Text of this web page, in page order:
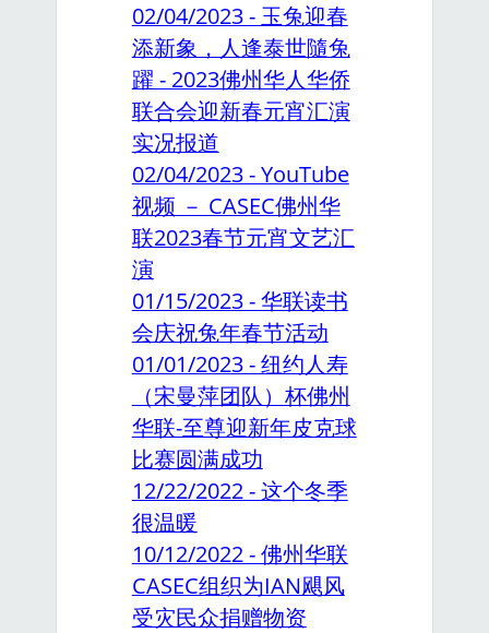
02/04/2023 - 玉兔迎春
添新象，人逢泰世隨兔
躍 - 2023佛州华人华侨
联合会迎新春元宵汇演
实况报道
02/04/2023 - YouTube
视频 － CASEC佛州华
联2023春节元宵文艺汇
演
01/15/2023 - 华联读书
会庆祝兔年春节活动
01/01/2023 - 纽约人寿
（宋曼萍团队）杯佛州
华联-至尊迎新年皮克球
比赛圆满成功
12/22/2022 - 这个冬季
很温暖
10/12/2022 - 佛州华联
CASEC组织为IAN飓风
受灾民众捐赠物资